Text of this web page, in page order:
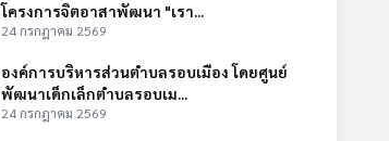
โครงการจิตอาสาพัฒนา "เรา...
24 กรกฎาคม 2569
องค์การบริหารส่วนตำบลรอบเมือง โดยศูนย์
พัฒนาเด็กเล็กตำบลรอบเม...
24 กรกฎาคม 2569